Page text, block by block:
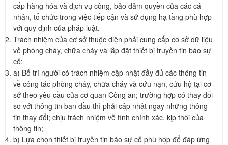
cấp hàng hóa và dịch vụ công, bảo đảm quyền của các cá
nhân, tổ chức trong việc tiếp cận và sử dụng hạ tầng phù hợp
với quy định của pháp luật.
Trách nhiệm của cơ sở thuộc diện phải cung cấp cơ sở dữ liệu
về phòng cháy, chữa cháy và lắp đặt thiết bị truyền tin báo sự
cố:
a) Bố trí người có trách nhiệm cập nhật đầy đủ các thông tin
về công tác phòng cháy, chữa cháy và cứu nạn, cứu hộ tại cơ
sở theo yêu cầu của cơ quan Công an; trường hợp có thay đổi
so với thông tin ban đầu thì phải cập nhật ngay những thông
tin thay đổi; chịu trách nhiệm về tính chính xác, kịp thời của
thông tin;
b) Lựa chọn thiết bị truyền tin báo sự cố phù hợp để đáp ứng